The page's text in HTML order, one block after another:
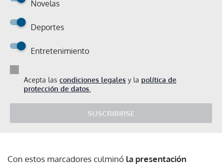
Novelas
Deportes
Entretenimiento
Acepta las condiciones legales y la política de
protección de datos.
SUSCRIBIRSE
Con estos marcadores culminó la presentación